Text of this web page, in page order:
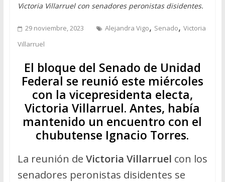
Victoria Villarruel con senadores peronistas disidentes.
29 noviembre, 2023 Alejandra Vigo, Senado, Victoria
Villarruel
El bloque del Senado de Unidad
Federal se reunió este miércoles
con la vicepresidenta electa,
Victoria Villarruel. Antes, había
mantenido un encuentro con el
chubutense Ignacio Torres.
La reunión de Victoria Villarruel con los
senadores peronistas disidentes se